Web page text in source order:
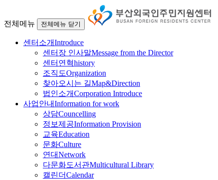
전체메뉴 전체메뉴 닫기
센터소개Introduce
센터장 인사말Message from the Director
센터연혁history
조직도Organization
찾아오시는 길Map&Direction
법인소개Corporation Introduce
사업안내Information for work
상담Councelling
정보제공Information Provision
교육Education
문화Culture
연대Network
다문화도서관Multicultural Library
캘린더Calendar